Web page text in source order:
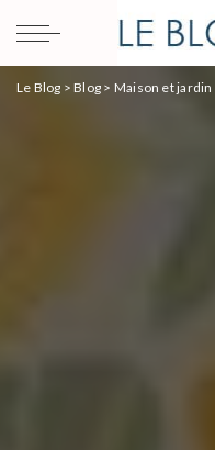
Le Blog >Blog > Maison et jardin